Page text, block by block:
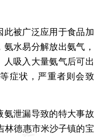
被广泛应用于食品加
水易分解放出氨气，
吸入大量氨气后可出
症状，严重者则会致
泄漏导致的特大事故
林德惠市米沙子镇的宝